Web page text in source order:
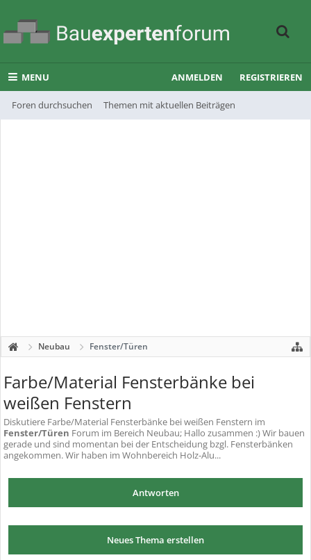
MENU
Foren durchsuchen Themen mit aktuellen Beiträgen
ANMELDEN REGISTRIEREN
Neubau Fenster/Türen
Farbe/Material Fensterbänke bei
weißen Fenstern
Diskutiere Farbe/Material Fensterbänke bei weißen Fenstern im
Fenster/Türen Forum im Bereich Neubau; Hallo zusammen :) Wir bauen
gerade und sind momentan bei der Entscheidung bzgl. Fensterbänken
angekommen. Wir haben im Wohnbereich Holz-Alu...
Antworten
Neues Thema erstellen